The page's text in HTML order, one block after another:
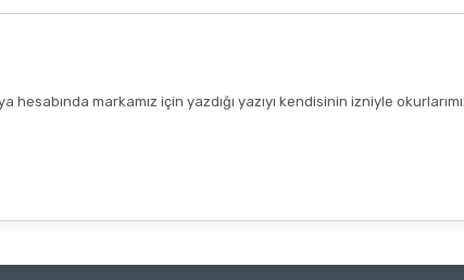
hesabında markamız için yazdığı yazıyı kendisinin izniyle